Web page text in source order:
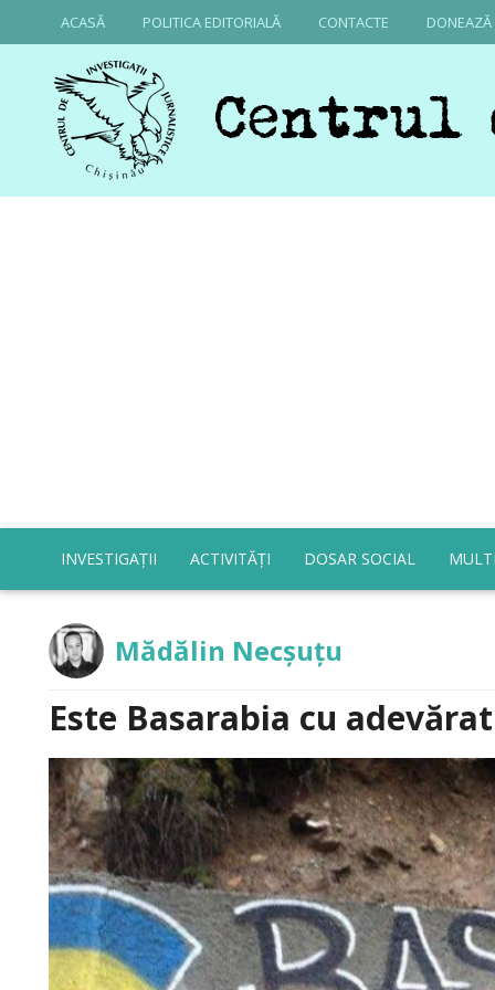
ACASĂ POLITICA EDITORIALĂ CONTACTE DONEAZĂ
INVESTIGAȚII ACTIVITĂȚI DOSAR SOCIAL
Mădălin Necșuțu
Este Basarabia cu